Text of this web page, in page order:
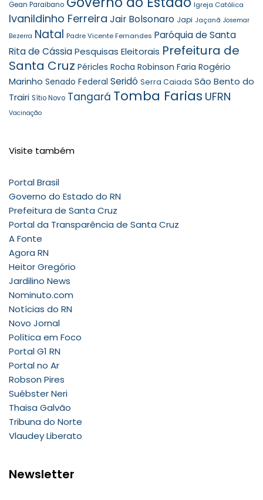
Gean Paraibano Igreja Católica
Ivanildinho Ferreira Jair Bolsonaro Japi Jaçanã Josemar
Bezerra Natal Padre Vicente Fernandes Paróquia de Santa
Rita de CássiaPesquisas Eleitorais Prefeitura de
Santa Cruz Péricles Rocha Robinson Faria Rogério
Marinho Senado Federal Seridó Serra Caiada São Bento do
Trairi Sítio Novo Tangará Tomba Farias UFRN
Vacinação
Visite também
Portal Brasil
Governo do Estado do RN
Prefeitura de Santa Cruz
Portal da Transparência de Santa Cruz
A Fonte
Agora RN
Heitor Gregório
Jardilino News
Nominuto.com
Notícias do RN
Novo Jornal
Política em Foco
Portal G1 RN
Portal no Ar
Robson Pires
Suébster Neri
Thaisa Galvão
Tribuna do Norte
Vlaudey Liberato
Newsletter